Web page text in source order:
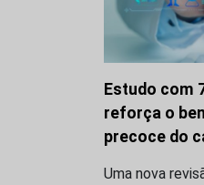
Estudo com
reforça o
precoce do
Uma nova